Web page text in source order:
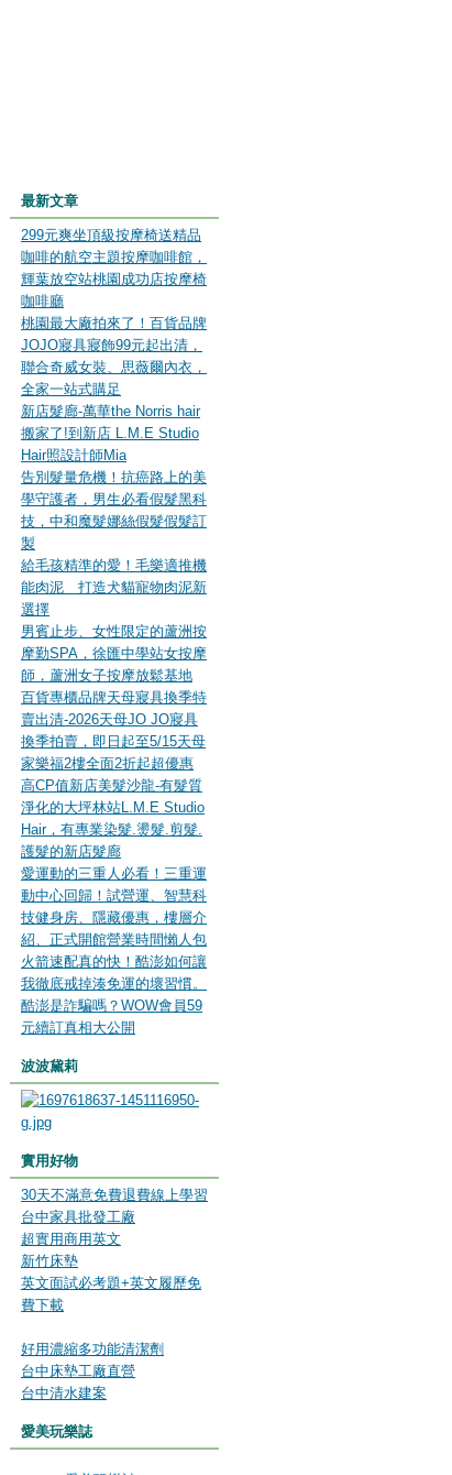
最新文章
299元爽坐頂級按摩椅送精品
咖啡的航空主題按摩咖啡館，
輝葉放空站桃園成功店按摩椅
咖啡廳
桃園最大廠拍來了！百貨品牌
JOJO寢具寢飾99元起出清，
聯合奇威女裝、思薇爾內衣，
全家一站式購足
新店髮廊-萬華the Norris hair
搬家了!到新店 L.M.E Studio
Hair照設計師Mia
告別髮量危機！抗癌路上的美
學守護者，男生必看假髮黑科
技，中和魔髮娜絲假髮假髮訂
製
給毛孩精準的愛！毛樂適推機
能肉泥 打造犬貓寵物肉泥新
選擇
男賓止步、女性限定的蘆洲按
摩勤SPA，徐匯中學站女按摩
師，蘆洲女子按摩放鬆基地
百貨專櫃品牌天母寢具換季特
賣出清-2026天母JO JO寢具
換季拍賣，即日起至5/15天母
家樂福2樓全面2折起超優惠
高CP值新店美髮沙龍-有髮質
淨化的大坪林站L.M.E Studio
Hair，有專業染髮.燙髮.剪髮.
護髮的新店髮廊
愛運動的三重人必看！三重運
動中心回歸！試營運、智慧科
技健身房、隱藏優惠，樓層介
紹、正式開館營業時間懶人包
火箭速配真的快！酷澎如何讓
我徹底戒掉湊免運的壞習慣。
酷澎是詐騙嗎？WOW會員59
元續訂真相大公開
波波黛莉
實用好物
30天不滿意免費退費線上學習
台中家具批發工廠
超實用商用英文
新竹床墊
英文面試必考題+英文履歷免
費下載
好用濃縮多功能清潔劑
台中床墊工廠直營
台中清水建案
愛美玩樂誌